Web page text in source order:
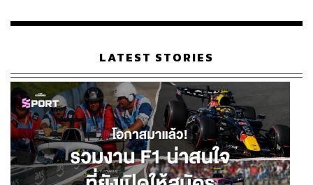
เรือนไทยที่ถูกซุกไว้
LATEST STORIES